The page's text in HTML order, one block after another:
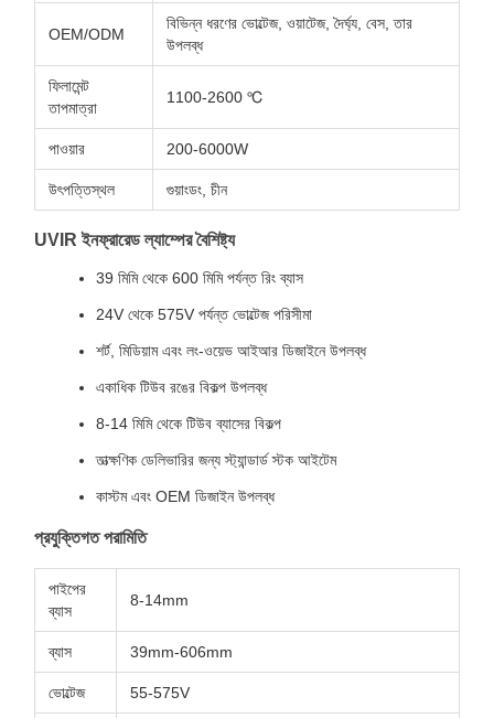
OEM/ODM
বিভিন্ন ধরণের ভোল্টেজ, ওয়াটেজ, দৈর্ঘ্য, বেস, তার
উপলব্ধ
ফিলামেন্ট
তাপমাত্রা
1100-2600 ℃
পাওয়ার 200-6000W
উৎপত্তিস্থল গুয়াংডং, চীন
UVIR ইনফ্রারেড ল্যাম্পের বৈশিষ্ট্য
39 মিমি থেকে 600 মিমি পর্যন্ত রিং ব্যাস
24V থেকে 575V পর্যন্ত ভোল্টেজ পরিসীমা
শর্ট, মিডিয়াম এবং লং-ওয়েভ আইআর ডিজাইনে উপলব্ধ
একাধিক টিউব রঙের বিকল্প উপলব্ধ
8-14 মিমি থেকে টিউব ব্যাসের বিকল্প
তাত্ক্ষণিক ডেলিভারির জন্য স্ট্যান্ডার্ড স্টক আইটেম
কাস্টম এবং OEM ডিজাইন উপলব্ধ
প্রযুক্তিগত পরামিতি
পাইপের
ব্যাস
8-14mm
ব্যাস 39mm-606mm
ভোল্টেজ 55-575V